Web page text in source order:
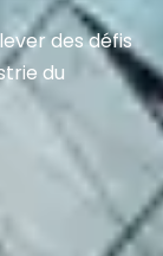
des défis
du